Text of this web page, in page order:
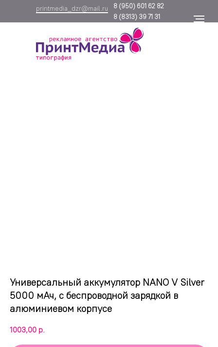
8 (950) 601 62 82
printmedia_dzr@mail.ru
8 (8313) 39 71 31
Универсальный аккумулятор NANO V Silver
5000 мАч, с беспроводной зарядкой в
алюминиевом корпусе
1003,00 р.